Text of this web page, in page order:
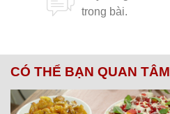
CÓ THỂ BẠN QUAN TÂM